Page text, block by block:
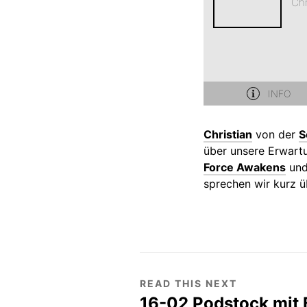
Christian von der
über unsere
Force Awakens
sprechen wir kurz
READ THIS NEXT